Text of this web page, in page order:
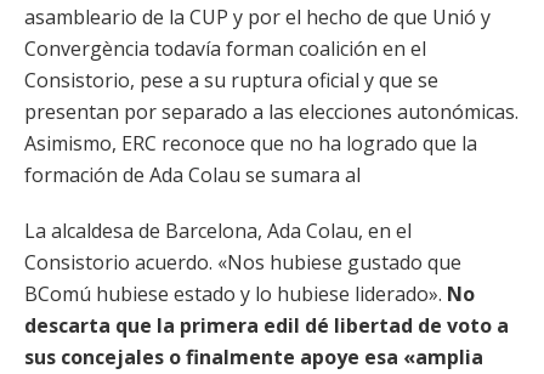
asambleario de la CUP y por el hecho de que Unió y
Convergència todavía forman coalición en el
Consistorio, pese a su ruptura oficial y que se
presentan por separado a las elecciones autonómicas.
Asimismo, ERC reconoce que no ha logrado que la
formación de Ada Colau se sumara al
La alcaldesa de Barcelona, Ada Colau, en el
Consistorio acuerdo. «Nos hubiese gustado que
BComú hubiese estado y lo hubiese liderado». No
descarta que la primera edil dé libertad de voto a
sus concejales o finalmente apoye esa «amplia